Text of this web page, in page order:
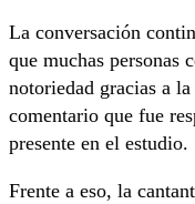
La conversación
que muchas personas
notoriedad gracias a
comentario que fue
presente en el estudio.
Frente a eso, la